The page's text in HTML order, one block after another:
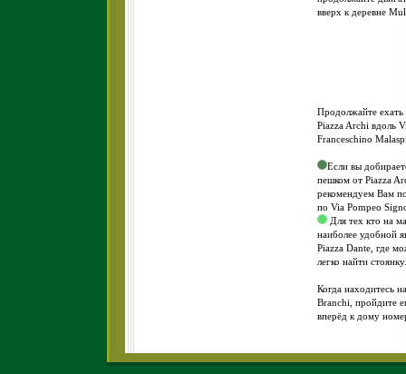
вверх к деревне
Продолжайте ехать
Piazza Archi вдоль
Franceschino
Если вы
пешком от Piazza
рекомендуем Вам
по Via Pompeo
Для тех кто на
наиболее удобной
Piazza Dante, где
легко найти стоянку.
Когда находитесь
Branchi, пройдите
вперёд к дому